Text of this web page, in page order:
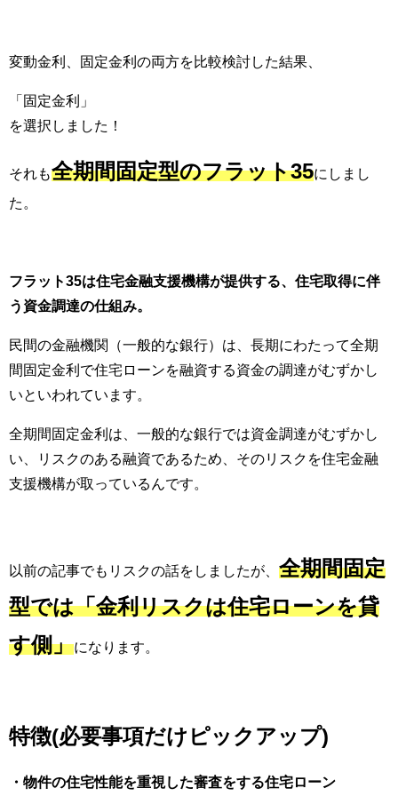
変動金利、固定金利の両方を比較検討した結果、
「固定金利」
を選択しました！
それも全期間固定型のフラット35にしまし
た。
フラット35は住宅金融支援機構が提供する、住宅取得に伴
う資金調達の仕組み。
民間の金融機関（一般的な銀行）は、長期にわたって全期
間固定金利で住宅ローンを融資する資金の調達がむずかし
いといわれています。
全期間固定金利は、一般的な銀行では資金調達がむずかし
い、リスクのある融資であるため、そのリスクを住宅金融
支援機構が取っているんです。
以前の記事でもリスクの話をしましたが、 全期間固定
型では「金利リスクは住宅ローンを貸
す側」になります。
特徴(必要事項だけピックアップ)
・物件の住宅性能を重視した審査をする住宅ローン